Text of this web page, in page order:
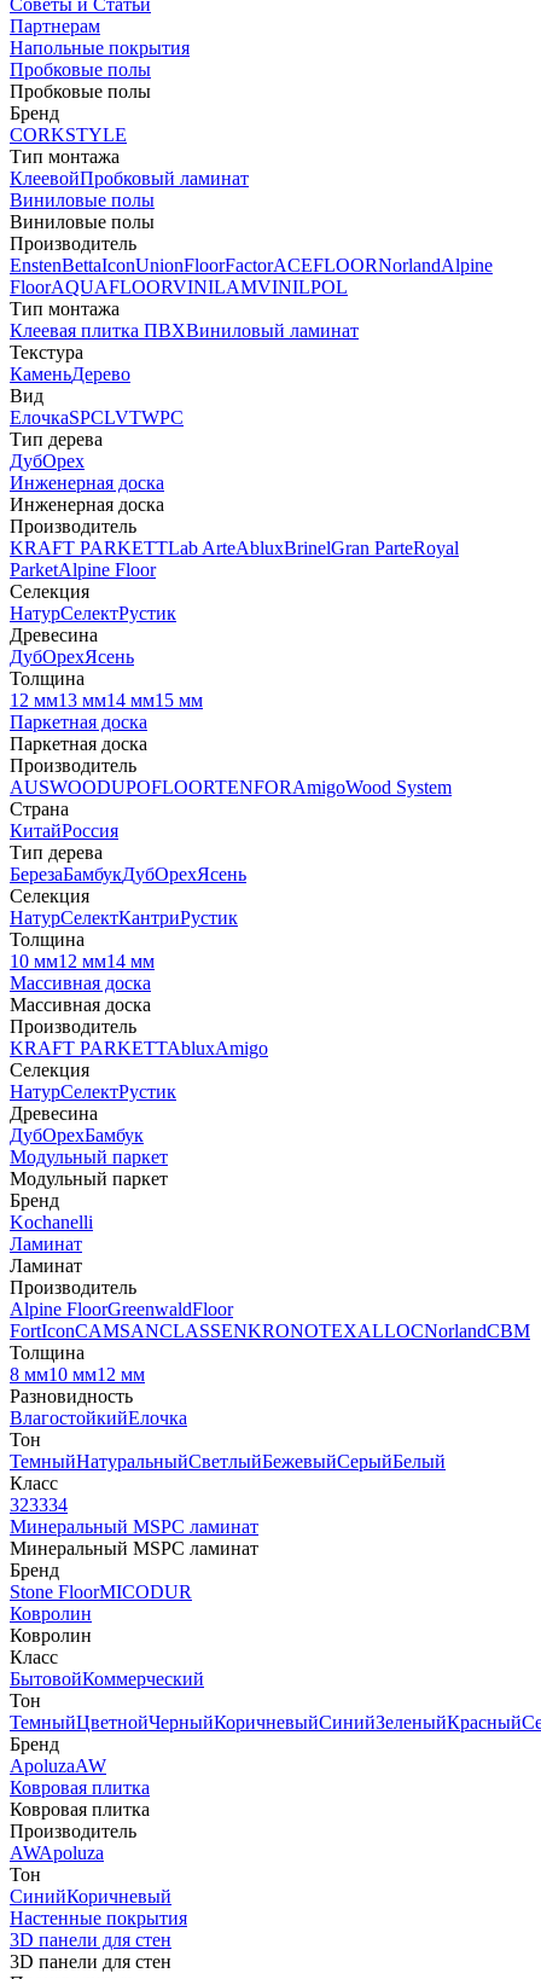
Советы и Статьи
Партнерам
Напольные покрытия
Пробковые полы
Пробковые полы
Бренд
CORKSTYLE
Тип монтажа
КлеевойПробковый ламинат
Виниловые полы
Виниловые полы
Производитель
EnstenBettaIconUnionFloorFactorACEFLOORNorlandAlpine
FloorAQUAFLOORVINILAMVINILPOL
Тип монтажа
Клеевая плитка ПВХВиниловый ламинат
Текстура
КаменьДерево
Вид
ЕлочкаSPCLVTWPC
Тип дерева
ДубОрех
Инженерная доска
Инженерная доска
Производитель
KRAFT PARKETTLab ArteAbluxBrinelGran ParteRoyal
ParketAlpine Floor
Селекция
НатурСелектРустик
Древесина
ДубОрехЯсень
Толщина
12 мм13 мм14 мм15 мм
Паркетная доска
Паркетная доска
Производитель
AUSWOODUPOFLOORTENFORAmigoWood System
Страна
КитайРоссия
Тип дерева
БерезаБамбукДубОрехЯсень
Селекция
НатурСелектКантриРустик
Толщина
10 мм12 мм14 мм
Массивная доска
Массивная доска
Производитель
KRAFT PARKETTAbluxAmigo
Селекция
НатурСелектРустик
Древесина
ДубОрехБамбук
Модульный паркет
Модульный паркет
Бренд
Kochanelli
Ламинат
Ламинат
Производитель
Alpine FloorGreenwaldFloor
FortIconCAMSANCLASSENKRONOTEXALLOCNorlandCBM
Толщина
8 мм10 мм12 мм
Разновидность
ВлагостойкийЕлочка
Тон
ТемныйНатуральныйСветлыйБежевыйСерыйБелый
Класс
323334
Минеральный MSPC ламинат
Минеральный MSPC ламинат
Бренд
Stone FloorMICODUR
Ковролин
Ковролин
Класс
БытовойКоммерческий
Тон
ТемныйЦветнойЧерныйКоричневыйСинийЗеленыйКрасный
Бренд
ApoluzaAW
Ковровая плитка
Ковровая плитка
Производитель
AWApoluza
Тон
СинийКоричневый
Настенные покрытия
3D панели для стен
3D панели для стен